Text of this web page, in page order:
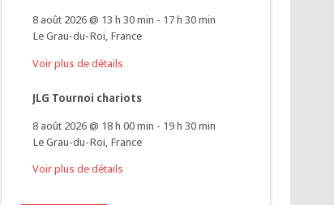
8 août 2026@ 13 h 30 min - 17 h 30 min
Le Grau-du-Roi, France
Voir plus de détails
JLG Tournoi chariots
8 août 2026@ 18 h 00 min - 19 h 30 min
Le Grau-du-Roi, France
Voir plus de détails